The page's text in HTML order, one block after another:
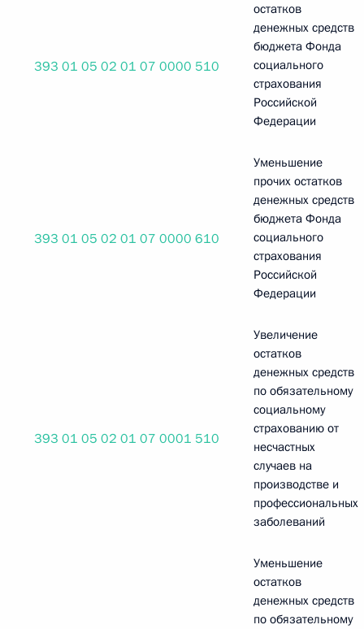
393 01 05 02 01 07 0000 510
остатков
денежных средств
бюджета Фонда
социального
страхования
Российской
Федерации
393 01 05 02 01 07 0000 610
Уменьшение
прочих остатков
денежных средств
бюджета Фонда
социального
страхования
Российской
Федерации
393 01 05 02 01 07 0001 510
Увеличение
остатков
денежных средств
по обязательному
социальному
страхованию от
несчастных
случаев на
производстве и
профессиональных
заболеваний
Уменьшение
остатков
денежных средств
по обязательному